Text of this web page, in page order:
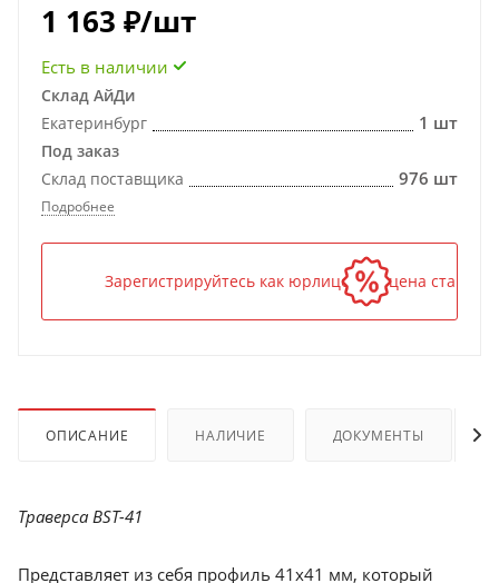
1 163 ₽/шт
Есть в наличии
Склад АйДи
Екатеринбург
1 шт
Под заказ
Склад поставщика
976 шт
Подробнее
Зарегистрируйтесь как юрлицо — и цена станет
ОПИСАНИЕ НАЛИЧИЕ ДОКУМЕНТЫ
Траверса BST-41
Представляет из себя профиль 41х41 мм, который